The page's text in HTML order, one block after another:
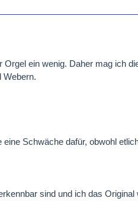
ein wenig. Daher mag ich
Webern.
Schwäche dafür, obwohl
sind und ich das